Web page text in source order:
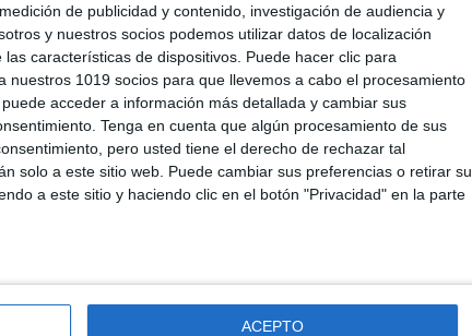
de publicidad y contenido, investigación de audiencia y
y nuestros socios podemos utilizar datos de localización
características de dispositivos. Puede hacer clic para
nuestros 1019 socios para que llevemos a cabo el procesamiento
acceder a información más detallada y cambiar sus
Tenga en cuenta que algún procesamiento de sus
pero usted tiene el derecho de rechazar tal
solo a este sitio web. Puede cambiar sus preferencias o retirar su
a este sitio y haciendo clic en el botón "Privacidad" en la parte
ACEPTO